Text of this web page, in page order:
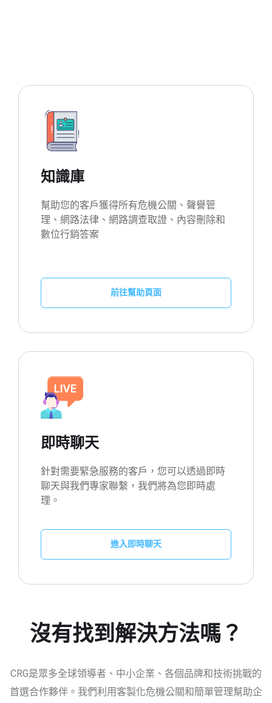
知識庫
幫助您的客戶獲得所有危機公關、聲譽管
理、網路法律、網路調查取證、內容刪除和
數位行銷答案
前往幫助頁面
即時聊天
針對需要緊急服務的客戶，您可以透過即時
聊天與我們專家聯繫，我們將為您即時處
理。
進入即時聊天
沒有找到解決方法嗎？
CRG是眾多全球領導者、中小企業、各個品牌和技術挑戰的
首選合作夥伴。我們利用客製化危機公關和簡單管理幫助企